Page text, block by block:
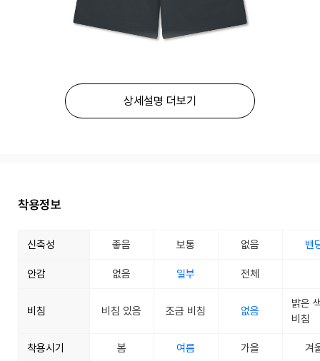
상세설명 더보기
착용정보
신축성 좋음 보통 없음 밴
안감 없음 일부 전체
비침 비침 있음 조금 비침 없음
밝은
비침
착용시기 봄 여름 가을 겨